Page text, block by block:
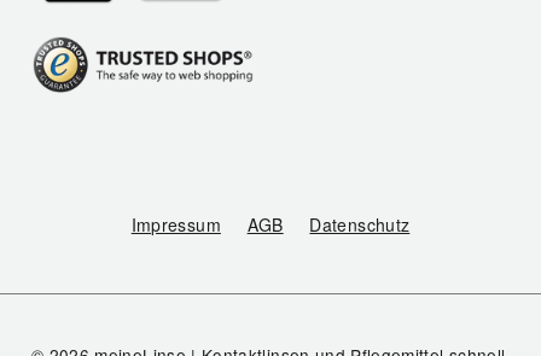
Impressum AGB Datenschutz